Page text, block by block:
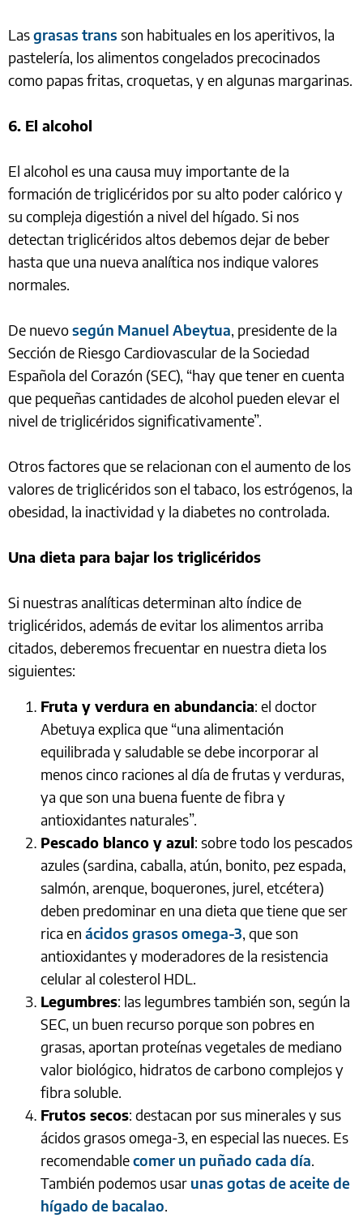
Lasgrasas trans son habituales en los aperitivos, la
pastelería, los alimentos congelados precocinados
como papas fritas, croquetas, y en algunas margarinas.
6. El alcohol
El alcohol es una causa muy importante de la
formación de triglicéridos por su alto poder calórico y
su compleja digestión a nivel del hígado. Si nos
detectan triglicéridos altos debemos dejar de beber
hasta que una nueva analítica nos indique valores
normales.
De nuevosegún Manuel Abeytua, presidente de la
Sección de Riesgo Cardiovascular de la Sociedad
Española del Corazón (SEC), “hay que tener en cuenta
que pequeñas cantidades de alcohol pueden elevar el
nivel de triglicéridos significativamente”.
Otros factores que se relacionan con el aumento de los
valores de triglicéridos son el tabaco, los estrógenos, la
obesidad, la inactividad y la diabetes no controlada.
Una dieta para bajar los triglicéridos
Si nuestras analíticas determinan alto índice de
triglicéridos, además de evitar los alimentos arriba
citados, deberemos frecuentar en nuestra dieta los
siguientes:
Fruta y verdura en abundancia: el doctor
Abetuya explica que “una alimentación
equilibrada y saludable se debe incorporar al
menos cinco raciones al día de frutas y verduras,
ya que son una buena fuente de fibra y
antioxidantes naturales”.
Pescado blanco y azul: sobre todo los pescados
azules (sardina, caballa, atún, bonito, pez espada,
salmón, arenque, boquerones, jurel, etcétera)
deben predominar en una dieta que tiene que ser
rica en ácidos grasos omega-3, que son
antioxidantes y moderadores de la resistencia
celular al colesterol HDL.
Legumbres: las legumbres también son, según la
SEC, un buen recurso porque son pobres en
grasas, aportan proteínas vegetales de mediano
valor biológico, hidratos de carbono complejos y
fibra soluble.
Frutos secos: destacan por sus minerales y sus
ácidos grasos omega-3, en especial las nueces. Es
recomendablecomer un puñado cada día.
También podemos usar unas gotas de aceite de
hígado de bacalao.